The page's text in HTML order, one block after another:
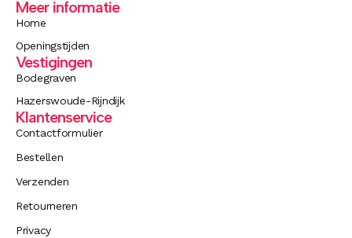
Meer informatie
Home
Openingstijden
Vestigingen
Bodegraven
Hazerswoude-Rijndijk
Klantenservice
Contactformulier
Bestellen
Verzenden
Retourneren
Privacy